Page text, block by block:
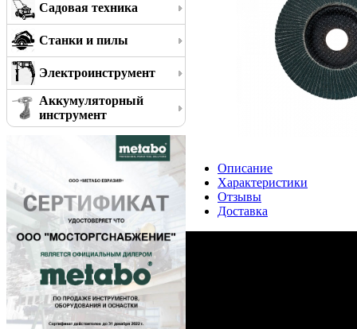
Садовая техника
Станки и пилы
Электроинструмент
Аккумуляторный
инструмент
Описание
Характеристики
Отзывы
Доставка